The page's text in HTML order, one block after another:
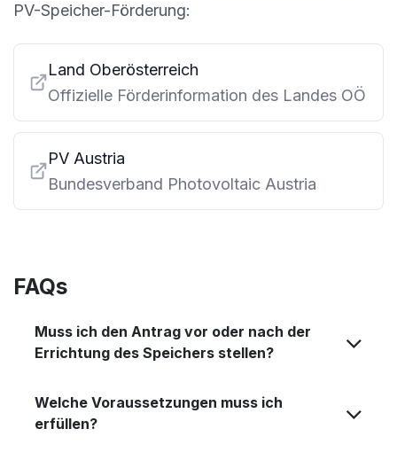
PV-Speicher-Förderung:
Land Oberösterreich
Offizielle Förderinformation des Landes OÖ
PV Austria
Bundesverband Photovoltaic Austria
FAQs
Muss ich den Antrag vor oder nach der
Errichtung des Speichers stellen?
Welche Voraussetzungen muss ich
erfüllen?